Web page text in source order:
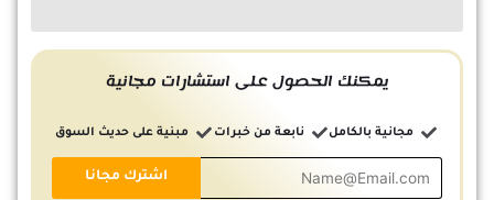
يمكنك الحصول على استشارات مجانية
مجانية بالكامل نابعة من خبرات مبنية على حديث السوق